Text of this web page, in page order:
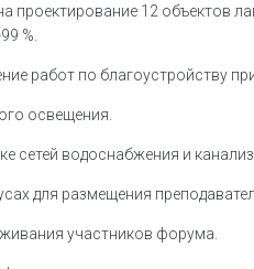
проектирование 12 объектов
%.
работ по благоустройству
освещения.
сетей водоснабжения и
для размещения
участников форума.